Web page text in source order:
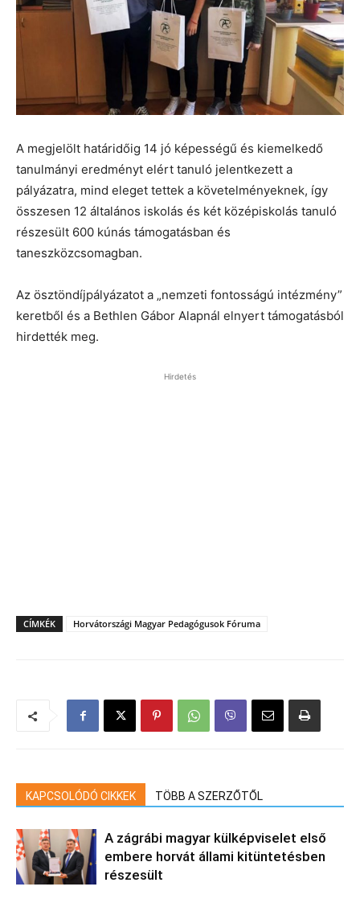
A megjelölt határidőig 14 jó képességű és kiemelkedő
tanulmányi eredményt elért tanuló jelentkezett a
pályázatra, mind eleget tettek a követelményeknek, így
összesen 12 általános iskolás és két középiskolás tanuló
részesült 600 kúnás támogatásban és
taneszközcsomagban.
Az ösztöndíjpályázatot a „nemzeti fontosságú intézmény”
keretből és a Bethlen Gábor Alapnál elnyert támogatásból
hirdették meg.
Hirdetés
CÍMKÉK Horvátországi Magyar Pedagógusok Fóruma
KAPCSOLÓDÓ CIKKEK TÖBB A SZERZŐTŐL
A zágrábi magyar külképviselet első
embere horvát állami kitüntetésben
részesült